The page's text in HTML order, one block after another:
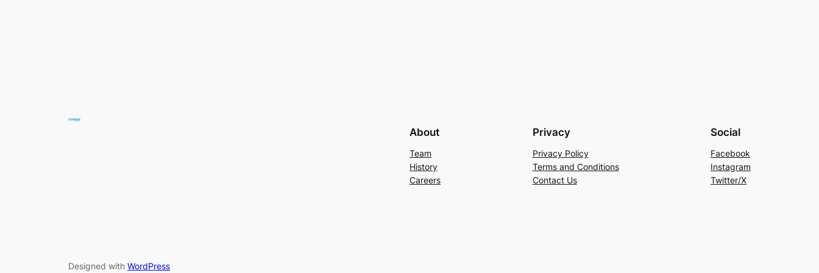
About
Team
History
Careers
Privacy
Privacy Policy
Terms and Conditions
Contact Us
Social
Facebook
Instagram
Twitter/X
Designed with WordPress